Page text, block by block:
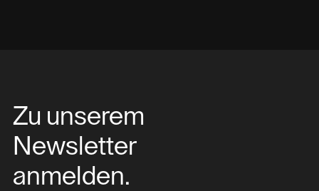
Zu unserem
Newsletter
anmelden.